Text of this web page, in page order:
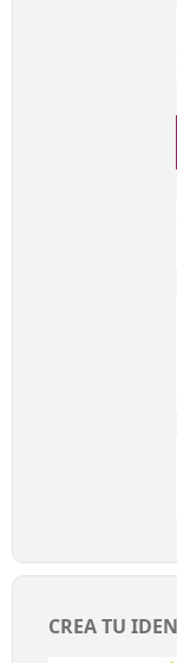
CREA TU